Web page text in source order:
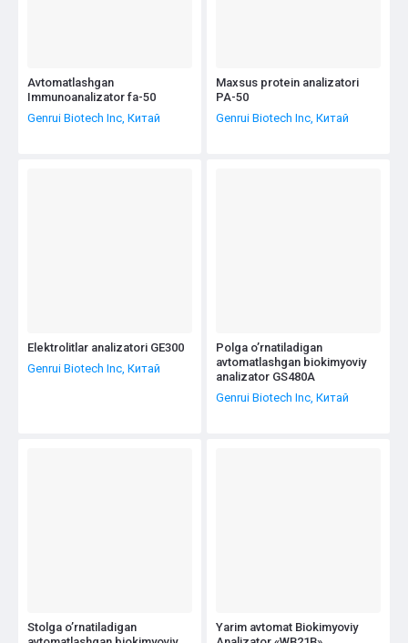
Avtomatlashgan
Immunoanalizator fa-50
Genrui Biotech Inc, Китай
Maxsus protein analizatori
PA-50
Genrui Biotech Inc, Китай
Elektrolitlar analizatori GE300
Genrui Biotech Inc, Китай
Polga o’rnatiladigan
avtomatlashgan biokimyoviy
analizator GS480A
Genrui Biotech Inc, Китай
Stolga o’rnatiladigan
Yarim avtomat Biokimyoviy